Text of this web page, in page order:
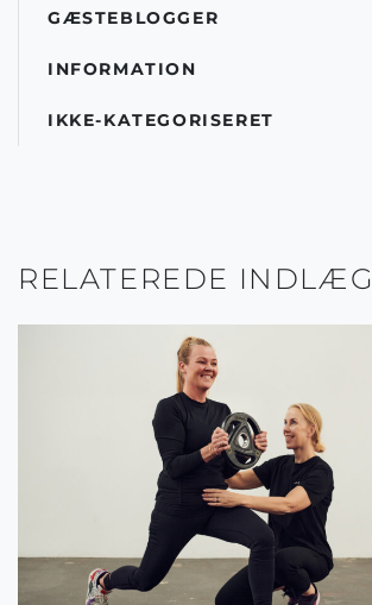
GÆSTEBLOGGER
INFORMATION
IKKE-KATEGORISERET
RELATEREDE INDLÆG